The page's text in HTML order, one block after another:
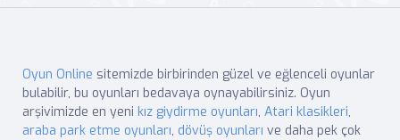
Oyun Online sitemizde birbirinden güzel ve eğlenceli oyunlar
bulabilir, bu oyunları bedavaya oynayabilirsiniz. Oyun
arşivimizde en yeni kız giydirme oyunları, Atari klasikleri,
araba park etme oyunları, dövüş oyunları ve daha pek çok